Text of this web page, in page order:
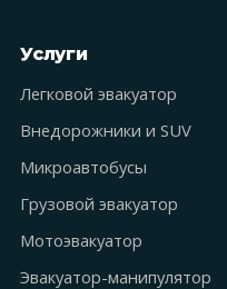
Услуги
Легковой эвакуатор
Внедорожники и SUV
Микроавтобусы
Грузовой эвакуатор
Мотоэвакуатор
Эвакуатор-манипулятор